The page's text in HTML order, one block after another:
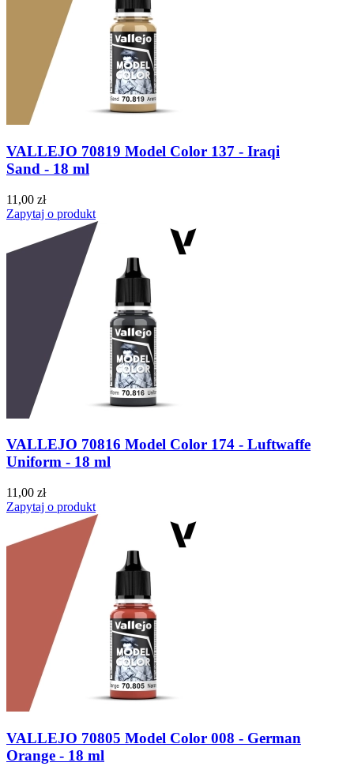
VALLEJO 70819 Model Color 137 - Iraqi
Sand - 18 ml
11,00 zł
Zapytaj o produkt
VALLEJO 70816 Model Color 174 - Luftwaffe
Uniform - 18 ml
11,00 zł
Zapytaj o produkt
VALLEJO 70805 Model Color 008 - German
Orange - 18 ml